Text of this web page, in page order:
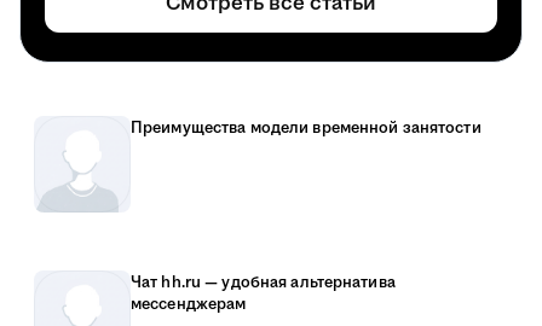
Преимущества модели временной занятости
Чат hh.ru — удобная альтернатива
мессенджерам